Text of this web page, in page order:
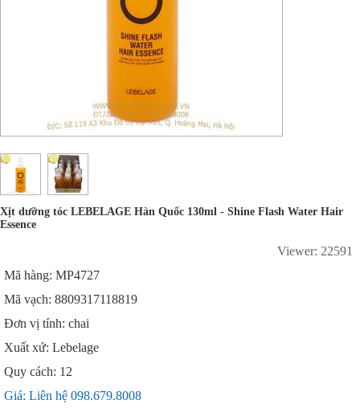
Xịt dưỡng tóc LEBELAGE Hàn Quốc 130ml - Shine Flash Water Hair
Essence
Viewer: 22591
Mã hàng: MP4727
Mã vạch: 8809317118819
Đơn vị tính: chai
Xuất xứ: Lebelage
Quy cách: 12
Giá: Liên hệ 098.679.8008